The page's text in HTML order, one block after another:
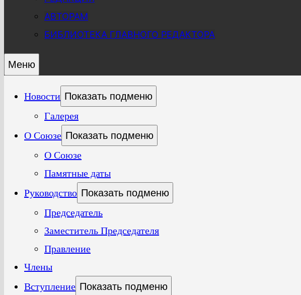
АВТОРАМ
БИБЛИОТЕКА ГЛАВНОГО РЕДАКТОРА
Меню
Новости Показать подменю
Галерея
О Союзе Показать подменю
О Союзе
Памятные даты
Руководство Показать подменю
Председатель
Заместитель Председателя
Правление
Члены
Вступление Показать подменю